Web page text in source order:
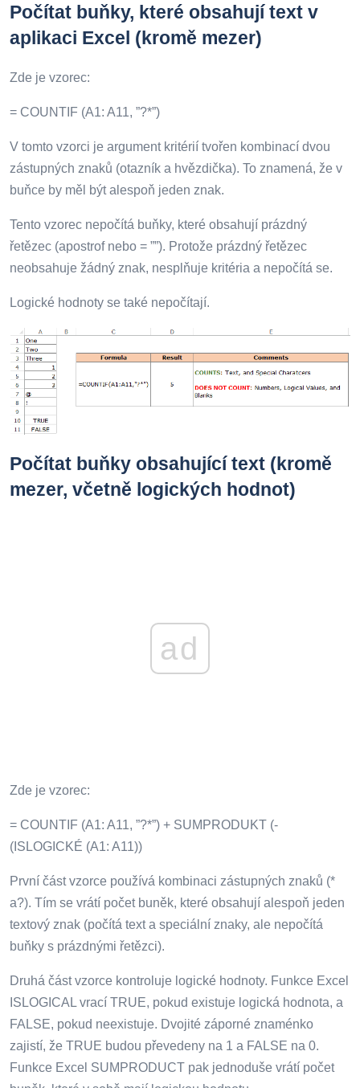
Počítat buňky, které obsahují text v
aplikaci Excel (kromě mezer)
Zde je vzorec:
= COUNTIF (A1: A11, ”?*”)
V tomto vzorci je argument kritérií tvořen kombinací dvou
zástupných znaků (otazník a hvězdička). To znamená, že v
buňce by měl být alespoň jeden znak.
Tento vzorec nepočítá buňky, které obsahují prázdný
řetězec (apostrof nebo = ””). Protože prázdný řetězec
neobsahuje žádný znak, nesplňuje kritéria a nepočítá se.
Logické hodnoty se také nepočítají.
Počítat buňky obsahující text (kromě
mezer, včetně logických hodnot)
ad
Zde je vzorec:
= COUNTIF (A1: A11, ”?*”) + SUMPRODUKT (-
(ISLOGICKÉ (A1: A11))
První část vzorce používá kombinaci zástupných znaků (*
a?). Tím se vrátí počet buněk, které obsahují alespoň jeden
textový znak (počítá text a speciální znaky, ale nepočítá
buňky s prázdnými řetězci).
Druhá část vzorce kontroluje logické hodnoty. Funkce Excel
ISLOGICAL vrací TRUE, pokud existuje logická hodnota, a
FALSE, pokud neexistuje. Dvojité záporné znaménko
zajistí, že TRUE budou převedeny na 1 a FALSE na 0.
Funkce Excel SUMPRODUCT pak jednoduše vrátí počet